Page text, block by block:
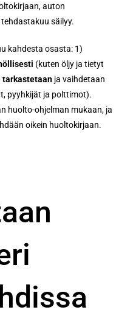
auton
säilyy.
kahdesta osasta: 1)
(kuten öljy ja tietyt
tarkastetaan ja vaihdetaan
pyyhkijät ja polttimot).
huolto-ohjelman mukaan, ja
oikein huoltokirjaan.